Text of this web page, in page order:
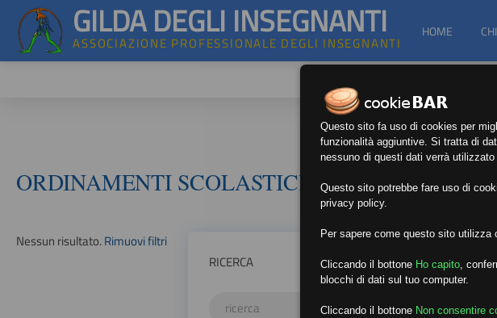
GILDA DEGLI INSEGNANTI
ASSOCIAZIONE PROFESSIONALE DEGLI INSEGNANTI
HOME
ORDINAMENTI SCOLASTICI
Nessun risultato.Rimuovi filtri
RICERCA
Questo sito fa uso di cookies per
funzionalità aggiuntive. Si tratta di
nessuno di questi dati verrà
Questo sito potrebbe fare uso di
privacy policy.
Per sapere come questo sito
Cliccando il bottone Ho capito
blocchi di dati sul tuo computer.
Cliccando il bottone Non consentire